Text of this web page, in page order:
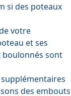
si des poteaux
votre
etses
boulonnés sont
supplémentaires
des embouts